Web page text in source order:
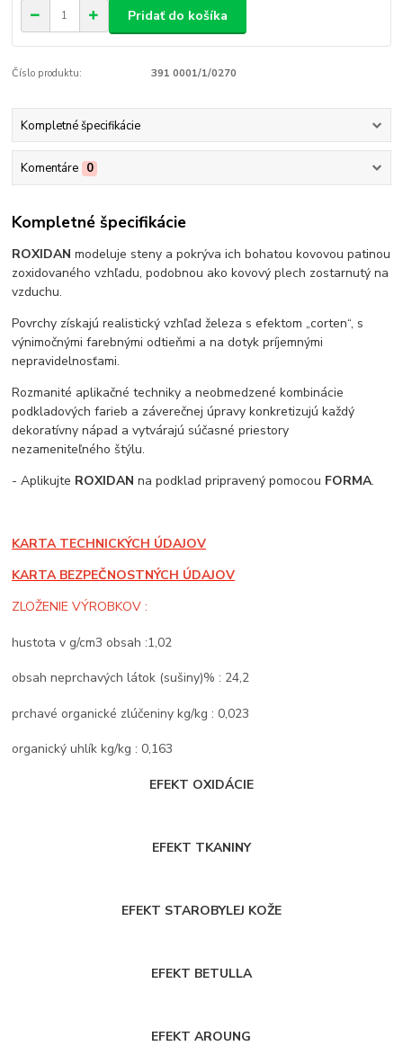
Pridať do košíka
Číslo produktu: 391 0001/1/0270
Kompletné špecifikácie
Komentáre 0
Kompletné špecifikácie
ROXIDAN modeluje steny a pokrýva ich bohatou kovovou patinou
zoxidovaného vzhľadu, podobnou ako kovový plech zostarnutý na
vzduchu.
Povrchy získajú realistický vzhľad železa s efektom „corten“, s
výnimočnými farebnými odtieňmi a na dotyk príjemnými
nepravidelnosťami.
Rozmanité aplikačné techniky a neobmedzené kombinácie
podkladových farieb a záverečnej úpravy konkretizujú každý
dekoratívny nápad a vytvárajú súčasné priestory
nezameniteľného štýlu.
- Aplikujte ROXIDAN na podklad pripravený pomocou FORMA.
KARTA TECHNICKÝCH ÚDAJOV
KARTA BEZPEČNOSTNÝCH ÚDAJOV
ZLOŽENIE VÝROBKOV :
hustota v g/cm3 obsah :1,02
obsah neprchavých látok (sušiny)% : 24,2
prchavé organické zlúčeniny kg/kg : 0,023
organický uhlík kg/kg : 0,163
EFEKT OXIDÁCIE
EFEKT TKANINY
EFEKT STAROBYLEJ KOŽE
EFEKT BETULLA
EFEKT AROUNG